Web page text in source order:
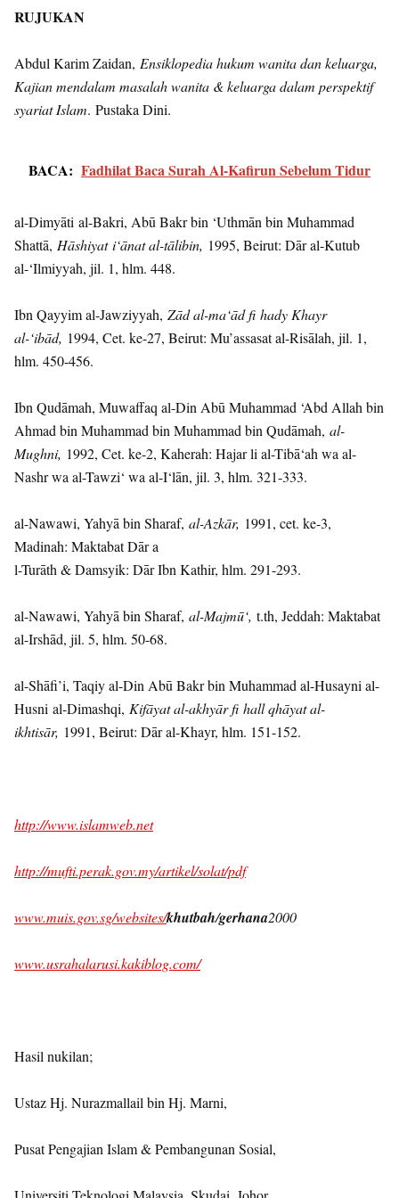
RUJUKAN
Abdul Karim Zaidan, Ensiklopedia hukum wanita dan keluarga,
Kajian mendalam masalah wanita & keluarga dalam perspektif
syariat Islam. Pustaka Dini.
BACA: Fadhilat Baca Surah Al-Kafirun Sebelum Tidur
al-Dimyāti al-Bakri, Abū Bakr bin ‘Uthmān bin Muhammad
Shattā, Hāshiyat i‘ānat al-tālibin, 1995, Beirut: Dār al-Kutub
al-‘Ilmiyyah, jil. 1, hlm. 448.
Ibn Qayyim al-Jawziyyah, Zād al-ma‘ād f hady Khayr
al-‘ibād, 1994, Cet. ke-27, Beirut: Mu’assasat al-Risālah, jil. 1,
hlm. 450-456.
Ibn Qudāmah, Muwaffaq al-Din Abū Muhammad ‘Abd Allah bin
Ahmad bin Muhammad bin Muhammad bin Qudāmah, al-
Mughni, 1992, Cet. ke-2, Kaherah: Hajar li al-Tibā‘ah wa al-
Nashr wa al-Tawzi‘ wa al-I‘lān, jil. 3, hlm. 321-333.
al-Nawawi, Yahyā bin Sharaf, al-Azkār, 1991, cet. ke-3,
Madinah: Maktabat Dār a
l-Turāth & Damsyik: Dār Ibn Kathir, hlm. 291-293.
al-Nawawi, Yahyā bin Sharaf, al-Majmū‘, t.th, Jeddah: Maktabat
al-Irshād, jil. 5, hlm. 50-68.
al-Shāfi’i, Taqiy al-Din Abū Bakr bin Muhammad al-Husayni al-
Husni al-Dimashqi, Kifāyat al-akhyār f hall qhāyat al-
ikhtisār, 1991, Beirut: Dār al-Khayr, hlm. 151-152.
http://www.islamweb.net
http://mufti.perak.gov.my/artikel/solat/pdf
www.muis.gov.sg/websites/khutbah/gerhana2000
www.usrahalarusi.kakiblog.com/
Hasil nukilan;
Ustaz Hj. Nurazmallail bin Hj. Marni,
Pusat Pengajian Islam & Pembangunan Sosial,